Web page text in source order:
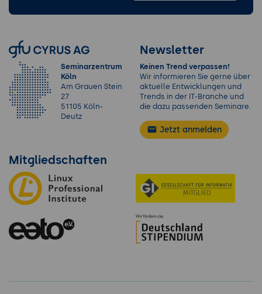
Seminarzentrum
Köln
Am Grauen Stein
27
51105 Köln-
Deutz
Newsletter
Keinen Trend verpassen!
Wir informieren Sie gerne über
aktuelle Entwicklungen und
Trends in der IT-Branche und
die dazu passenden Seminare.
Jetzt anmelden
Mitgliedschaften